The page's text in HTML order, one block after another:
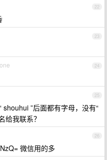
22
23
24
25
shouhui ”后面都有字母，没有“
给我联系？
26
微信用的多